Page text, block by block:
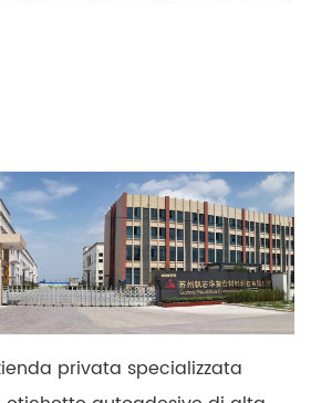
privata specializzata